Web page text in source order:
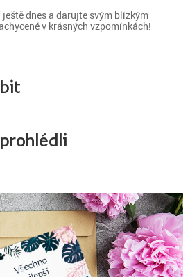
dnes a darujte svým blízkým
v krásných vzpomínkách!